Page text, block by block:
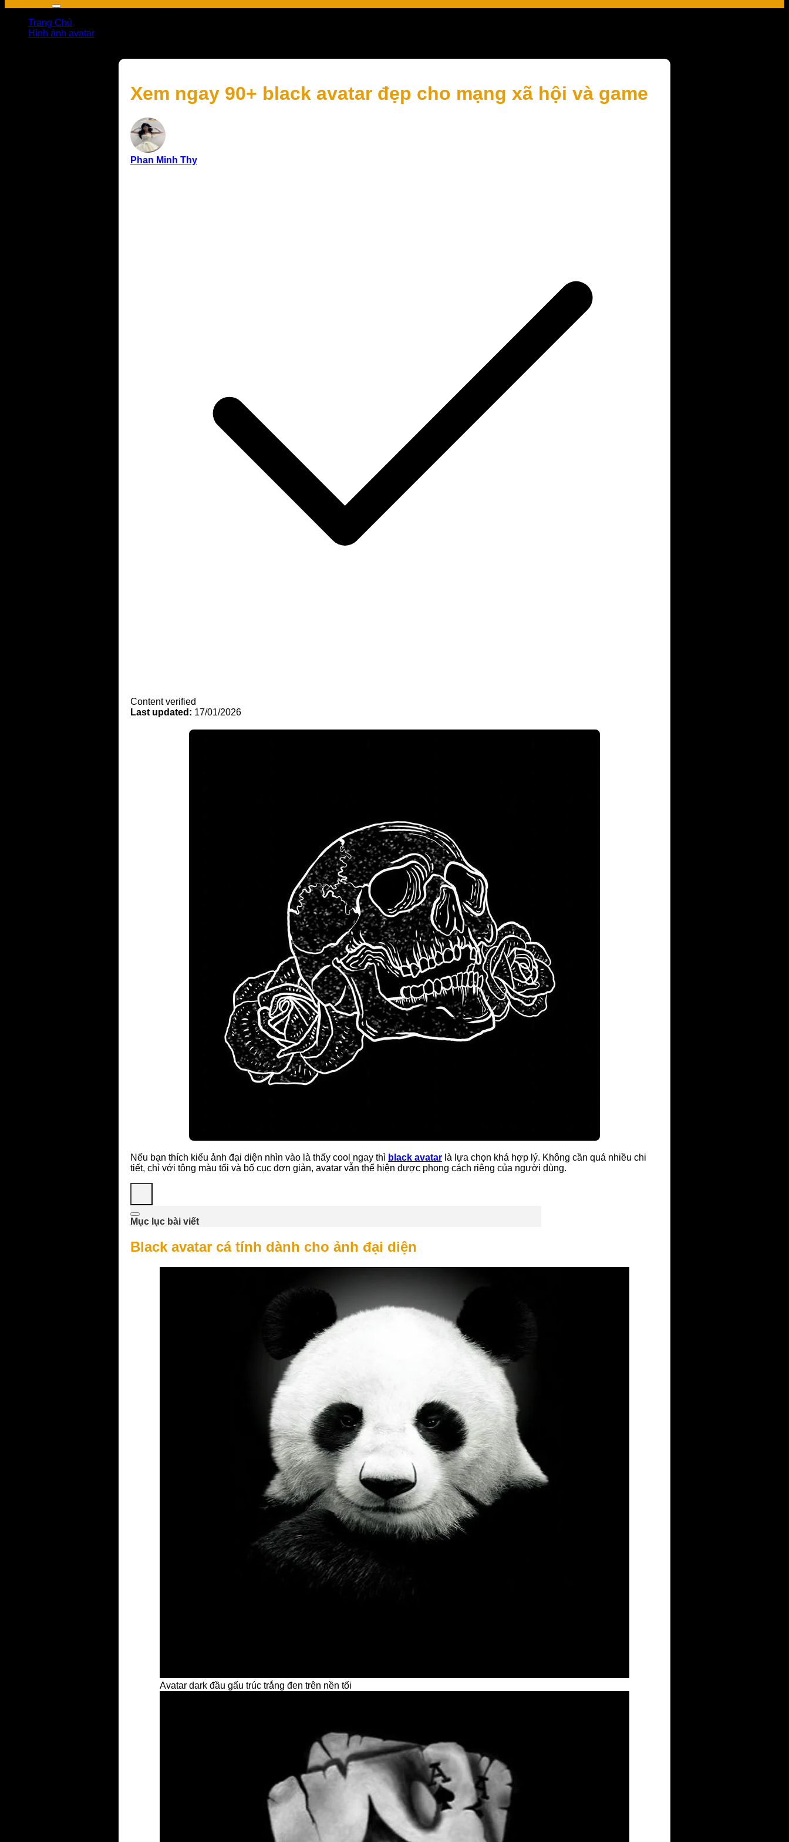
Trang Chủ
Hình ảnh avatar
Xem ngay 90+ black avatar đẹp cho mạng xã hội và game
Phan Minh Thy
Content verified
Last updated: 17/01/2026
Nếu bạn thích kiểu ảnh đại diện nhìn vào là thấy cool ngay thì black avatar là lựa chọn khá hợp lý. Không cần quá nhiều chi
tiết, chỉ với tông màu tối và bố cục đơn giản, avatar vẫn thể hiện được phong cách riêng của người dùng.
Mục lục bài viết
Black avatar cá tính dành cho ảnh đại diện
Avatar dark đầu gấu trúc trắng đen trên nền tối